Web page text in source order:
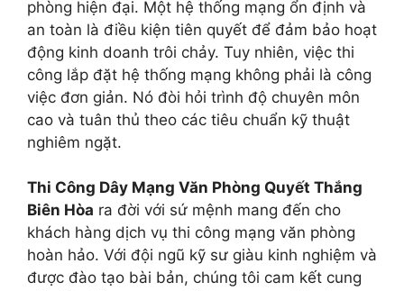
phòng hiện đại. Một hệ thống mạng ổn định và
an toàn là điều kiện tiên quyết để đảm bảo hoạt
động kinh doanh trôi chảy. Tuy nhiên, việc thi
công lắp đặt hệ thống mạng không phải là công
việc đơn giản. Nó đòi hỏi trình độ chuyên môn
cao và tuân thủ theo các tiêu chuẩn kỹ thuật
nghiêm ngặt.
Thi Công Dây Mạng Văn Phòng Quyết Thắng
Biên Hòa ra đời với sứ mệnh mang đến cho
khách hàng dịch vụ thi công mạng văn phòng
hoàn hảo. Với đội ngũ kỹ sư giàu kinh nghiệm và
được đào tạo bài bản, chúng tôi cam kết cung